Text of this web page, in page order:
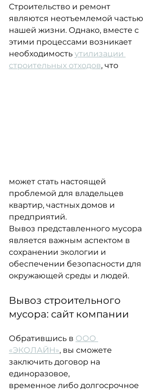
Строительство и ремонт
являются неотъемлемой частью
нашей жизни. Однако, вместе с
этими процессами возникает
необходимость утилизации
строительных отходов, что
может стать настоящей
проблемой для владельцев
квартир, частных домов и
предприятий.
Вывоз представленного мусора
является важным аспектом в
сохранении экологии и
обеспечении безопасности для
окружающей среды и людей.
Вывоз строительного
мусора: сайт компании
Обратившись в ООО
«ЭКОЛАЙН», вы сможете
заключить договор на
единоразовое,
временное либо долгосрочное